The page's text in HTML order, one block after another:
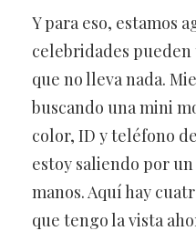
Y para eso, estamos
celebridades
que no lleva nada.
buscando una mini
color, ID y teléfono
estoy saliendo por
manos. Aquí hay
que tengo la vista